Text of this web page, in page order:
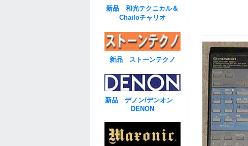
新品 和光テクニカル＆
Chailoチャリオ
新品 ストーンテクノ
新品 デノン/デンオン
DENON